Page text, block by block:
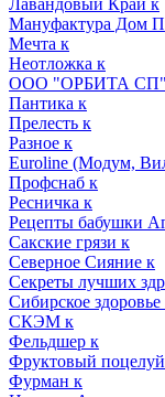
Лавандовый Край к
Мануфактура Дом
Мечта к
Неотложка к
ООО "ОРБИТА
Пантика к
Прелесть к
Разное к
Euroline (Модум,
Профснаб к
Ресничка к
Рецепты бабушки
Сакские грязи к
Северное Сияние к
Секреты лучших
Сибирское здоровье
СКЭМ к
Фельдшер к
Фруктовый
Фурман к